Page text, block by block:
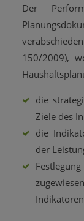
Der
150/2009),
die
Ziele des
die
der